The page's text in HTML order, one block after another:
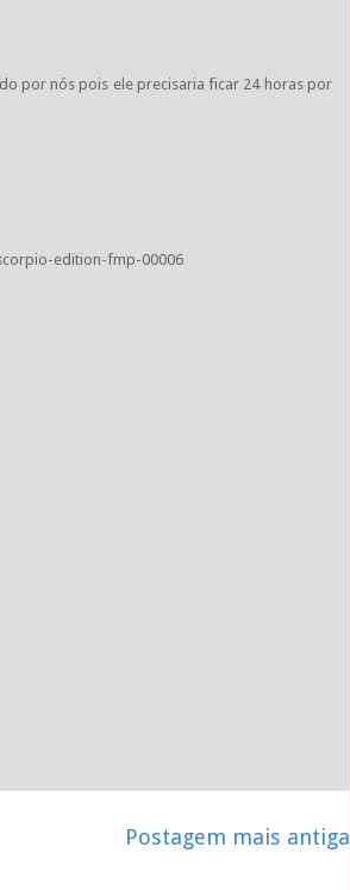
por nós pois ele precisaria ficar 24 horas por
edition-fmp-00006
Postagem mais antiga